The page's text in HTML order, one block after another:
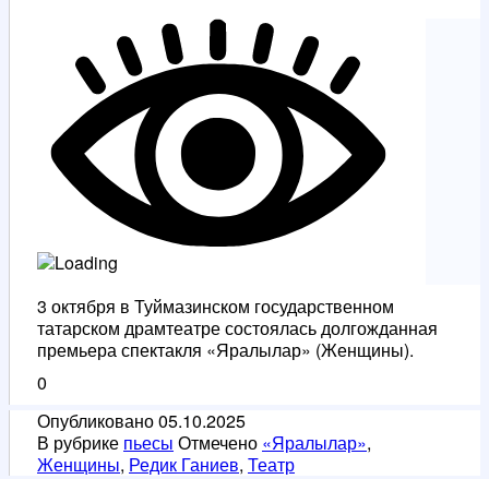
3 октября в Туймазинском государственном
татарском драмтеатре состоялась долгожданная
премьера спектакля «Яралылар» (Женщины).
0
Опубликовано05.10.2025
В рубрике пьесы Отмечено «Яралылар»,
Женщины, Редик Ганиев, Театр